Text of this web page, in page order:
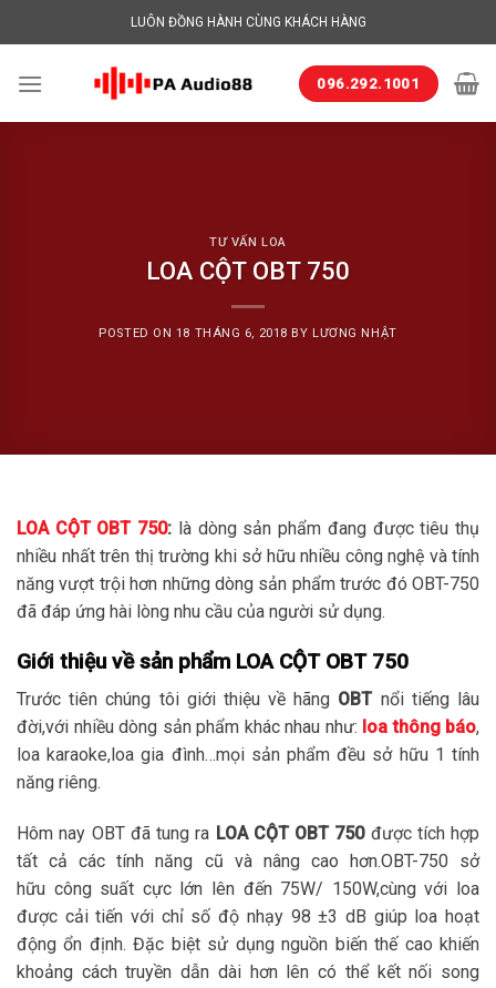
to
LUÔN ĐỒNG HÀNH CÙNG KHÁCH HÀNG
096.292.1001
TƯ VẤN LOA
LOA CỘT OBT 750
POSTED ON 18 THÁNG 6, 2018 BY LƯƠNG NHẬT
LOA CỘT OBT 750: là dòng sản phẩm đang được tiêu thụ
nhiều nhất trên thị trường khi sở hữu nhiều công nghệ và tính
năng vượt trội hơn những dòng sản phẩm trước đó OBT-750
đã đáp ứng hài lòng nhu cầu của người sử dụng.
Giới thiệu về sản phẩm LOA CỘT OBT 750
Trước tiên chúng tôi giới thiệu về hãng OBTnổi tiếng lâu
đời,với nhiều dòng sản phẩm khác nhau như: loa thông báo,
loa karaoke,loa gia đình…mọi sản phẩm đều sở hữu 1 tính
năng riêng.
Hôm nay OBT đã tung ra LOA CỘT OBT 750được tích hợp
tất cả các tính năng cũ và nâng cao hơn.OBT-750 sở
hữu công suất cực lớn lên đến 75W/ 150W,cùng với loa
được cải tiến với chỉ số độ nhạy 98 ±3 dB giúp loa hoạt
động ổn định. Đặc biệt sử dụng nguồn biến thế cao khiến
khoảng cách truyền dẫn dài hơn lên có thể kết nối song